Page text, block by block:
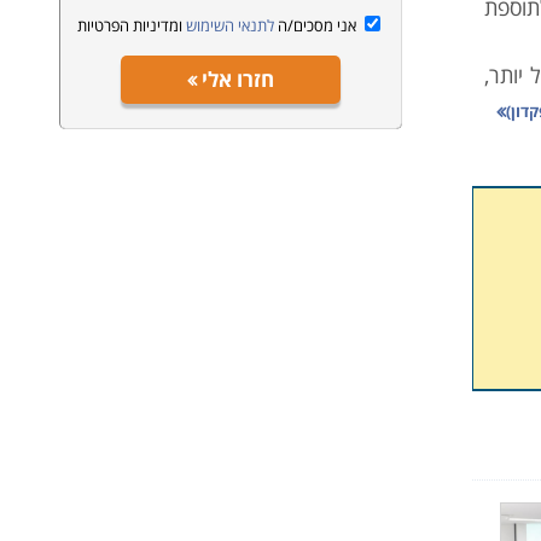
יותר,
זו,
אני מסכים/הלתנאי השימוש ומדיניות הפרטיות
חזרו אלי